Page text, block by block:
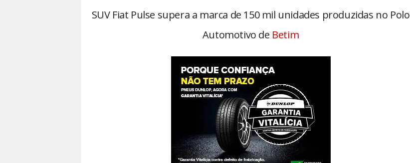
SUV Fiat Pulse supera a marca de 150 mil unidades produzidas no Polo
Automotivo de Betim